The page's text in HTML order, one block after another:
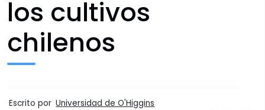
los cultivos
chilenos
Escrito por Universidad de O'Higgins